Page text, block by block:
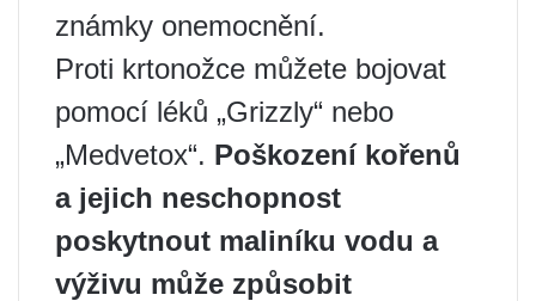
známky onemocnění.
Proti krtonožce můžete bojovat
pomocí léků „Grizzly“ nebo
„Medvetox“. Poškození kořenů
a jejich neschopnost
poskytnout maliníku vodu a
výživu může způsobit